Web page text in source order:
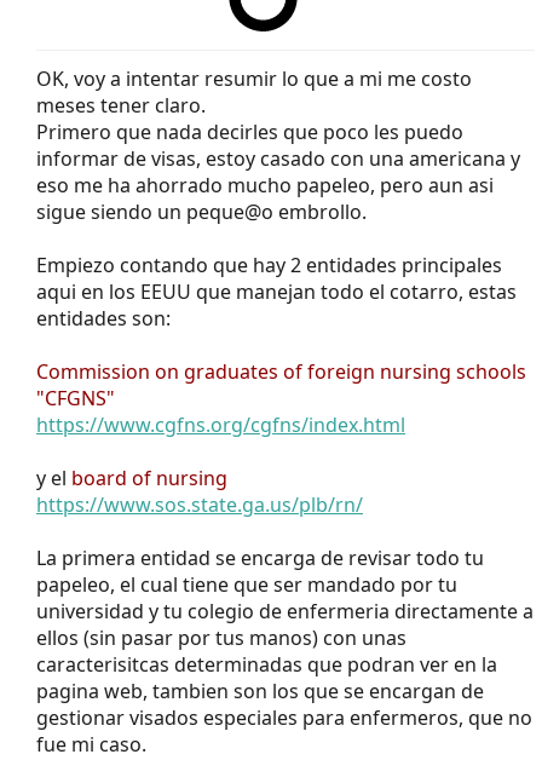
OK, voy a intentar resumir lo que a mi me costo
meses tener claro.
Primero que nada decirles que poco les puedo
informar de visas, estoy casado con una americana y
eso me ha ahorrado mucho papeleo, pero aun asi
sigue siendo un peque@o embrollo.
Empiezo contando que hay 2 entidades principales
aqui en los EEUU que manejan todo el cotarro, estas
entidades son:
Commission on graduates of foreign nursing schools
"CFGNS"
https://www.cgfns.org/cgfns/index.html
y el board of nursing
https://www.sos.state.ga.us/plb/rn/
La primera entidad se encarga de revisar todo tu
papeleo, el cual tiene que ser mandado por tu
universidad y tu colegio de enfermeria directamente a
ellos (sin pasar por tus manos) con unas
caracterisitcas determinadas que podran ver en la
pagina web, tambien son los que se encargan de
gestionar visados especiales para enfermeros, que no
fue mi caso.